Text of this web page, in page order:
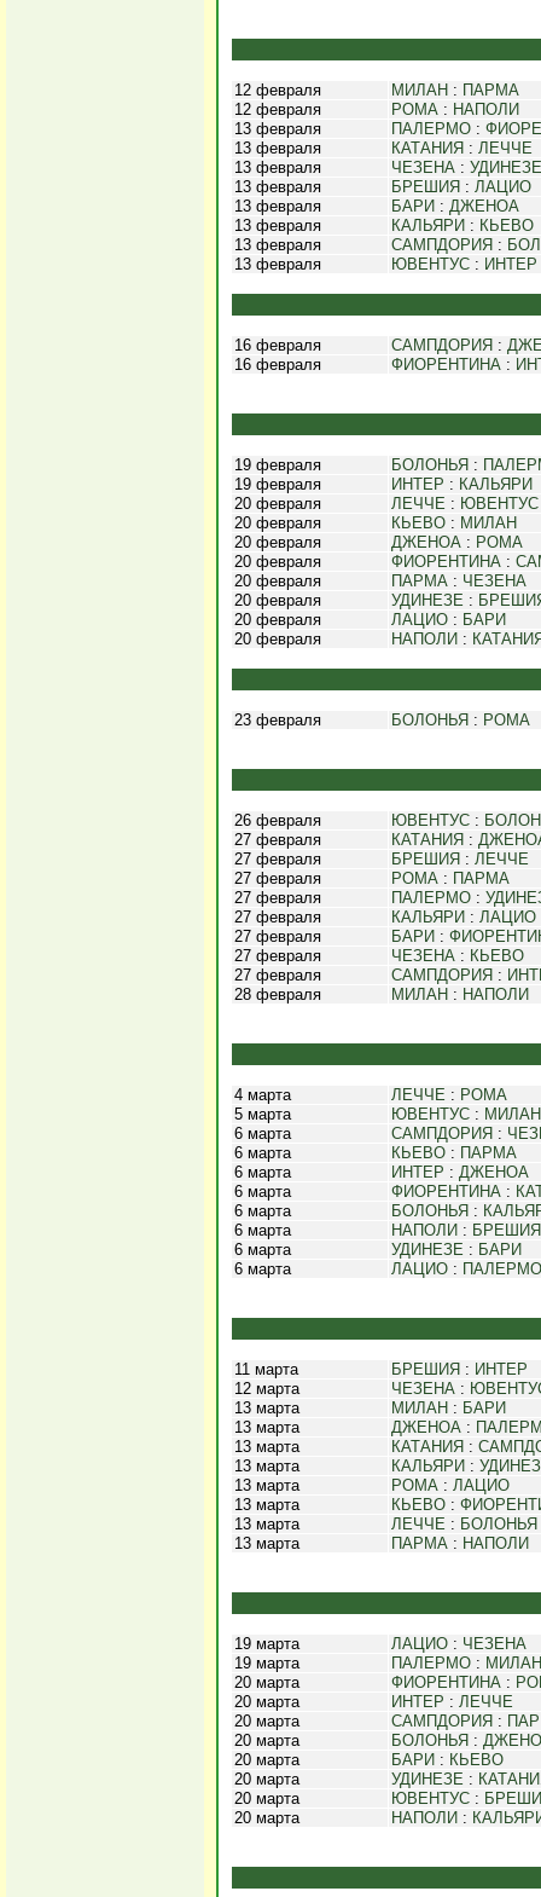
12 февраля МИЛАН : ПАРМА
12 февраля
РОМА : НАПОЛИ
13 февраля
ПАЛЕРМО :
13 февраля
КАТАНИЯ : ЛЕЧЧЕ
13 февраля
ЧЕЗЕНА : УДИНЕЗЕ
13 февраля
БРЕШИЯ : ЛАЦИО
13 февраля
БАРИ : ДЖЕНОА
13 февраля
КАЛЬЯРИ : КЬЕВО
13 февраля
САМПДОРИЯ :
13 февраля
ЮВЕНТУС : ИНТЕР
16 февраля САМПДОРИЯ :
16 февраля
ФИОРЕНТИНА :
19 февраля БОЛОНЬЯ :
19 февраля
ИНТЕР : КАЛЬЯРИ
20 февраля
ЛЕЧЧЕ : ЮВЕНТУС
20 февраля
КЬЕВО : МИЛАН
20 февраля
ДЖЕНОА : РОМА
20 февраля
ФИОРЕНТИНА :
20 февраля
ПАРМА : ЧЕЗЕНА
20 февраля
УДИНЕЗЕ :
20 февраля
ЛАЦИО : БАРИ
20 февраля
НАПОЛИ :
23 февраля БОЛОНЬЯ : РОМА
26 февраля ЮВЕНТУС :
27 февраля
КАТАНИЯ :
27 февраля
БРЕШИЯ : ЛЕЧЧЕ
27 февраля
РОМА : ПАРМА
27 февраля
ПАЛЕРМО :
27 февраля
КАЛЬЯРИ : ЛАЦИО
27 февраля
БАРИ :
27 февраля
ЧЕЗЕНА : КЬЕВО
27 февраля
САМПДОРИЯ :
28 февраля
МИЛАН : НАПОЛИ
4 марта ЛЕЧЧЕ : РОМА
5 марта
ЮВЕНТУС : МИЛАН
6 марта
САМПДОРИЯ :
6 марта
КЬЕВО : ПАРМА
6 марта
ИНТЕР : ДЖЕНОА
6 марта
ФИОРЕНТИНА :
6 марта
БОЛОНЬЯ :
6 марта
НАПОЛИ : БРЕШИЯ
6 марта
УДИНЕЗЕ : БАРИ
6 марта
ЛАЦИО : ПАЛЕРМО
11 марта БРЕШИЯ : ИНТЕР
12 марта
ЧЕЗЕНА :
13 марта
МИЛАН : БАРИ
13 марта
ДЖЕНОА :
13 марта
КАТАНИЯ :
13 марта
КАЛЬЯРИ :
13 марта
РОМА : ЛАЦИО
13 марта
КЬЕВО :
13 марта
ЛЕЧЧЕ : БОЛОНЬЯ
13 марта
ПАРМА : НАПОЛИ
19 марта ЛАЦИО : ЧЕЗЕНА
19 марта
ПАЛЕРМО : МИЛАН
20 марта
ФИОРЕНТИНА :
20 марта
ИНТЕР : ЛЕЧЧЕ
20 марта
САМПДОРИЯ :
20 марта
БОЛОНЬЯ :
20 марта
БАРИ : КЬЕВО
20 марта
УДИНЕЗЕ :
20 марта
ЮВЕНТУС :
20 марта
НАПОЛИ :